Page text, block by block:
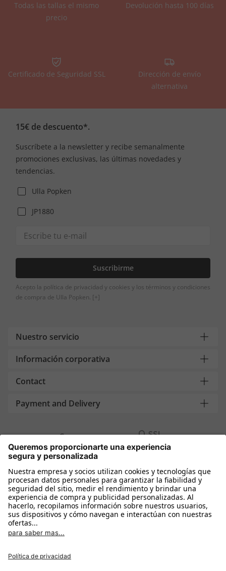
Todas las tallas el mismo
precio
Devolución hasta 100 días
Certificado de Seguridad SSL
Dirección de envío
alternativa
15€ de descuento*.
Suscríbete a la newsletter y recibe semanalmente
promociones exclusivas, las últimas novedades y
tendencias.
Ulla Popken
JP1880
Suscribirme
Acepto la política de privacidad y cookies y los términos y condiciones
de compra de Ulla Popken. [+]
Nuestro servicio
Información corporativa
Contact
Payment and Delivery
Compra segura con
Más tiendas online
España